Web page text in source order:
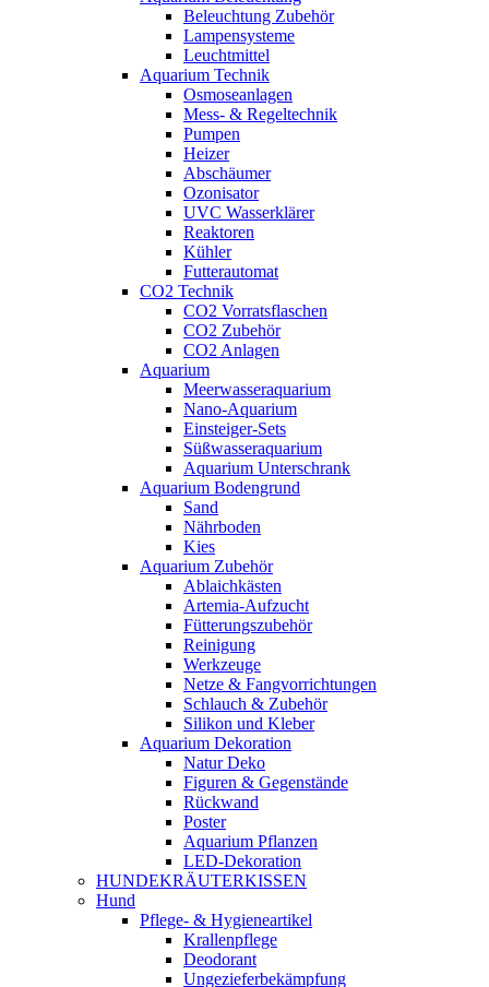
Beleuchtung Zubehör
Lampensysteme
Leuchtmittel
Aquarium Technik
Osmoseanlagen
Mess- & Regeltechnik
Pumpen
Heizer
Abschäumer
Ozonisator
UVC Wasserklärer
Reaktoren
Kühler
Futterautomat
CO2 Technik
CO2 Vorratsflaschen
CO2 Zubehör
CO2 Anlagen
Aquarium
Meerwasseraquarium
Nano-Aquarium
Einsteiger-Sets
Süßwasseraquarium
Aquarium Unterschrank
Aquarium Bodengrund
Sand
Nährboden
Kies
Aquarium Zubehör
Ablaichkästen
Artemia-Aufzucht
Fütterungszubehör
Reinigung
Werkzeuge
Netze & Fangvorrichtungen
Schlauch & Zubehör
Silikon und Kleber
Aquarium Dekoration
Natur Deko
Figuren & Gegenstände
Rückwand
Poster
Aquarium Pflanzen
LED-Dekoration
HUNDEKRÄUTERKISSEN
Hund
Pflege- & Hygieneartikel
Krallenpflege
Deodorant
Ungezieferbekämpfung